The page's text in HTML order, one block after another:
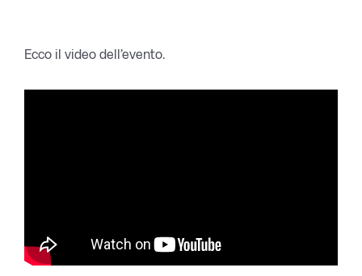
Ecco il video dell’evento.